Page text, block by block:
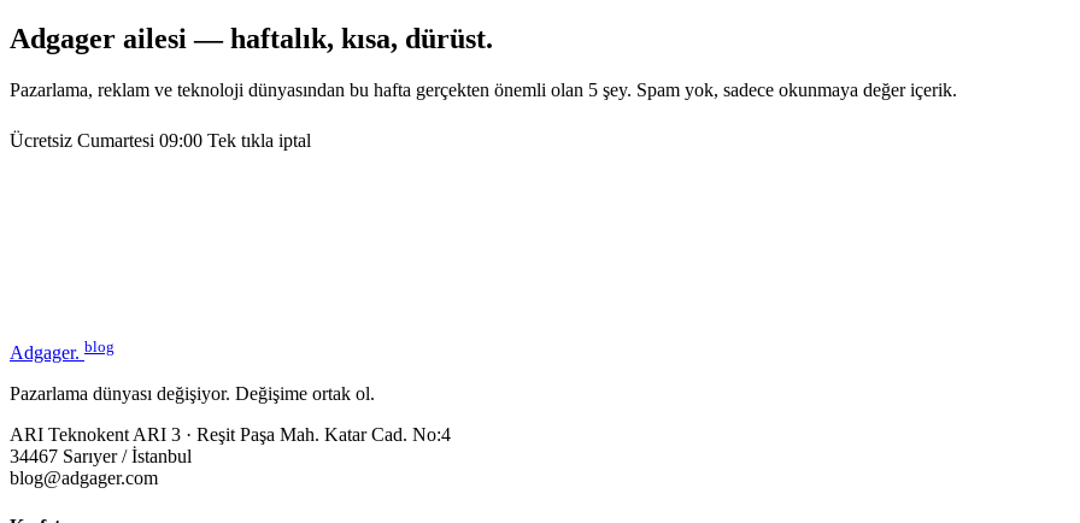
Adgager ailesi — haftalık, kısa, dürüst.
Pazarlama, reklam ve teknoloji dünyasından bu hafta gerçekten önemli olan 5 şey. Spam yok, sadece okunmaya değer içerik.
Ücretsiz Cumartesi 09:00 Tek tıkla iptal
Adgager. blog
Pazarlama dünyası değişiyor. Değişime ortak ol.
ARI Teknokent ARI 3 · Reşit Paşa Mah. Katar Cad. No:4
34467 Sarıyer / İstanbul
blog@adgager.com